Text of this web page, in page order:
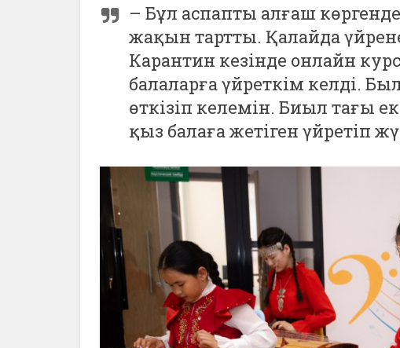
– Бұл аспапты алғаш
жақын тартты. Қалайда
Карантин кезінде онлайн
балаларға үйреткім келді.
өткізіп келемін. Биыл тағы
қыз балаға жетіген үйретіп